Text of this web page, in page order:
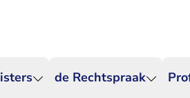
de Rechtspraak